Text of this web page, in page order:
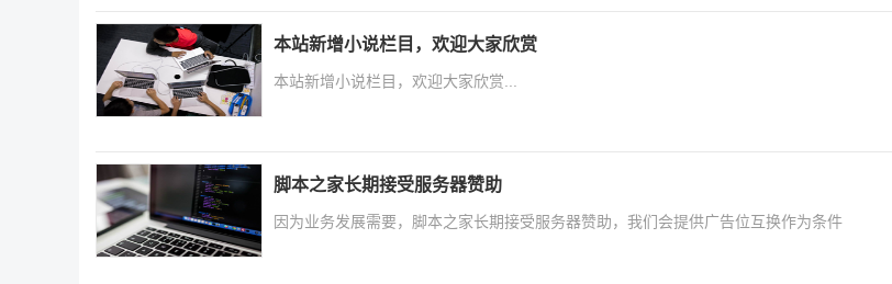
本站新增小说栏目，欢迎大家欣赏
本站新增小说栏目，欢迎大家欣赏...
脚本之家长期接受服务器赞助
因为业务发展需要，脚本之家长期接受服务器赞助，我们会提供广告位互换作为条件